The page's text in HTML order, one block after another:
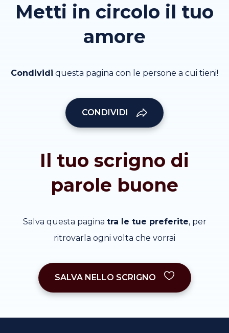
Metti in circolo il tuo
amore
Condividi questa pagina con le persone a cui tieni!
CONDIVIDI
Il tuo scrigno di
parole buone
Salva questa pagina tra le tue preferite, per
ritrovarla ogni volta che vorrai
SALVA NELLO SCRIGNO